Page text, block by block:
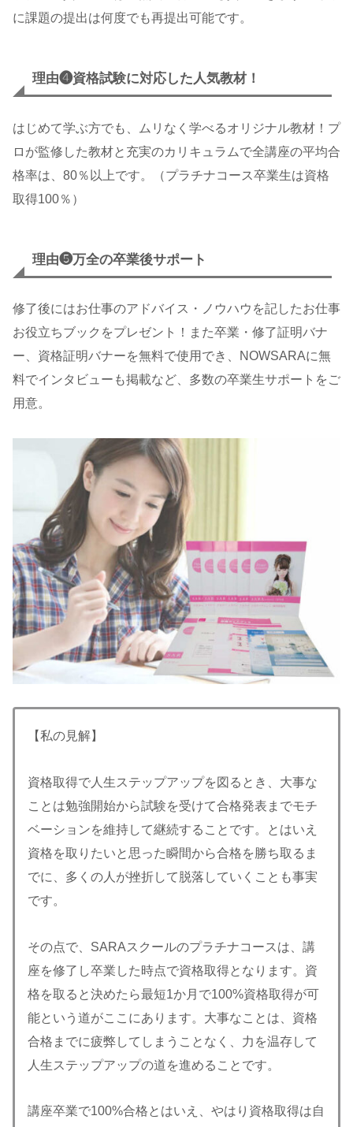
に課題の提出は何度でも再提出可能です。
理由❹資格試験に対応した人気教材！
はじめて学ぶ方でも、ムリなく学べるオリジナル教材！プ
ロが監修した教材と充実のカリキュラムで全講座の平均合
格率は、80％以上です。（プラチナコース卒業生は資格
取得100％）
理由❺万全の卒業後サポート
修了後にはお仕事のアドバイス・ノウハウを記したお仕事
お役立ちブックをプレゼント！また卒業・修了証明バナ
ー、資格証明バナーを無料で使用でき、NOWSARAに無
料でインタビューも掲載など、多数の卒業生サポートをご
用意。
【私の見解】
資格取得で人生ステップアップを図るとき、大事な
ことは勉強開始から試験を受けて合格発表までモチ
ベーションを維持して継続することです。とはいえ
資格を取りたいと思った瞬間から合格を勝ち取るま
でに、多くの人が挫折して脱落していくことも事実
です。
その点で、SARAスクールのプラチナコースは、講
座を修了し卒業した時点で資格取得となります。資
格を取ると決めたら最短1か月で100%資格取得が可
能という道がここにあります。大事なことは、資格
合格までに疲弊してしまうことなく、力を温存して
人生ステップアップの道を進めることです。
講座卒業で100%合格とはいえ、やはり資格取得は自